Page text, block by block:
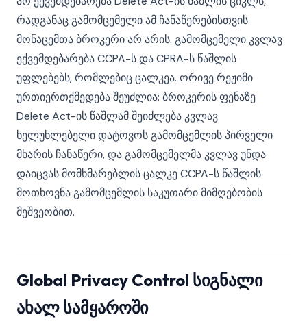
რადგანაც გამომცემელი ამ ჩანაწერებისთვის
მონაცემთა ბროკერი არ არის. გამომცემელი კვლავ
ექვემდებარება CCPA-ს და CPRA-ს წაშლის
უფლებებს, რომლებიც ცალკეა. ორივე რეჟიმი
ურთიერთქმედება შეუძლია: ბროკერის ფენაზე
Delete Act-ის წაშლამ შეიძლება კვლავ
ხელუხლებელი დატოვოს გამომცემლის პირველი
მხარის ჩანაწერი, და გამომცემელმა კვლავ უნდა
დაიცვას მომხმარებლის ცალკე CCPA-ს წაშლის
მოთხოვნა გამომცემლის საკუთარი მიმღებობის
მეშვეობით.
Global Privacy Control სიგნალი
ახალ სამყაროში